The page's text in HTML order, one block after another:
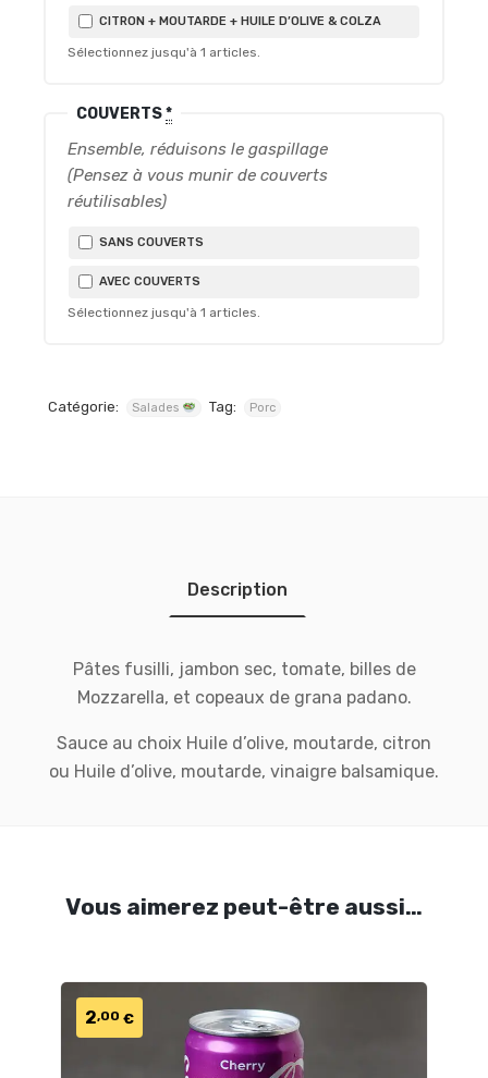
CITRON + MOUTARDE + HUILE D’OLIVE & COLZA
Sélectionnez jusqu'à 1 articles.
COUVERTS*
Ensemble, réduisons le gaspillage
(Pensez à vous munir de couverts
réutilisables)
SANS COUVERTS
AVEC COUVERTS
Sélectionnez jusqu'à 1 articles.
Catégorie: Salades Tag: Porc
Description
Pâtes fusilli, jambon sec, tomate, billes de
Mozzarella, et copeaux de grana padano.
Sauce au choix Huile d’olive, moutarde, citron
ou Huile d’olive, moutarde, vinaigre balsamique.
Vous aimerez peut-être aussi…
2,00 €